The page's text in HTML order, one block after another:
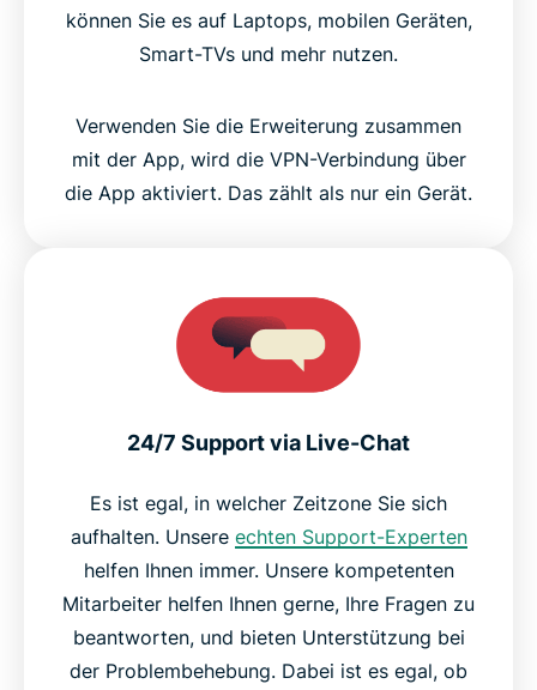
können Sie es auf Laptops, mobilen Geräten,
Smart-TVs und mehr nutzen.
Verwenden Sie die Erweiterung zusammen
mit der App, wird die VPN-Verbindung über
die App aktiviert. Das zählt als nur ein Gerät.
24/7 Support via Live-Chat
Es ist egal, in welcher Zeitzone Sie sich
aufhalten. Unsere echten Support-Experten
helfen Ihnen immer. Unsere kompetenten
Mitarbeiter helfen Ihnen gerne, Ihre Fragen zu
beantworten, und bieten Unterstützung bei
der Problembehebung. Dabei ist es egal, ob